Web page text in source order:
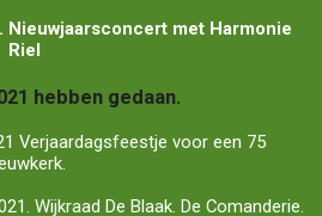
Nieuwjaarsconcert met Harmonie
Riel
hebben gedaan.
Verjaardagsfeestje voor een 75
Wijkraad De Blaak. De Comanderie.